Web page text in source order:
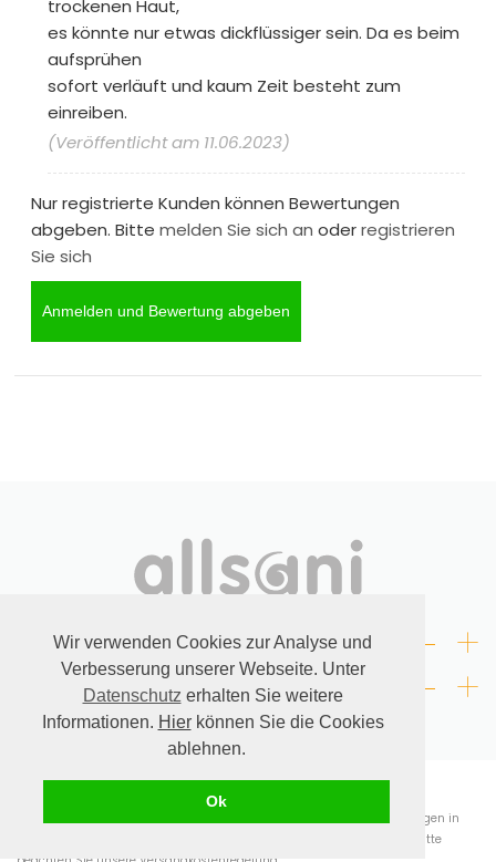
Wir verwenden Cookies zur Analyse und
Verbesserung unserer Webseite. Unter
Datenschutz erhalten Sie weitere
Informationen. Hierkönnen Sie die Cookies
ablehnen.
Ok
trockenen Haut,
es könnte nur etwas dickflüssiger sein. Da es beim
aufsprühen
sofort verläuft und kaum Zeit besteht zum
einreiben.
(Veröffentlicht am 11.06.2023)
Nur registrierte Kunden können Bewertungen
abgeben. Bittemelden Sie sich an oderregistrieren
Sie sich
Anmelden und Bewertung abgeben
RECHTLICHES +
KONTAKT +
© allsani.
* Alle angegebenen Preise verstehen sich inklusive der in Deutschland
geltenden Mehrwertsteuer sowie zuzüglich Versandkosten. Bei Lieferungen in
andere Länder wird der dort geltende Mehrwertsteuersatz berechnet. Bitte